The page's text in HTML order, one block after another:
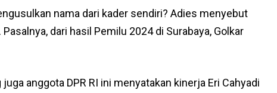
nama dari kader sendiri? Adies menyebut
dari hasil Pemilu 2024 di Surabaya, Golkar
anggota DPR RI ini menyatakan kinerja Eri Cahyadi